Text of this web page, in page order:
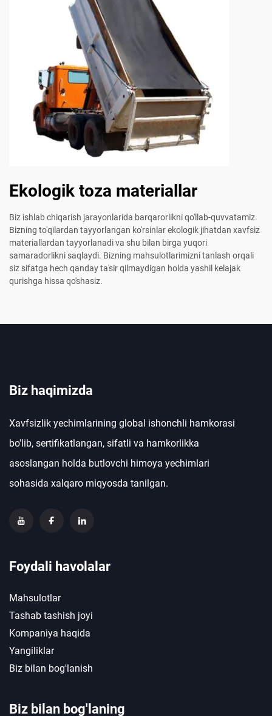
Ekologik toza materiallar
Biz ishlab chiqarish jarayonlarida barqarorlikni qo'llab-quvvatamiz.
Bizning to'qilardan tayyorlangan ko'rsinlar ekologik jihatdan xavfsiz
materiallardan tayyorlanadi va shu bilan birga yuqori
samaradorlikni saqlaydi. Bizning mahsulotlarimizni tanlash orqali
siz sifatga hech qanday ta'sir qilmaydigan holda yashil kelajak
qurishga hissa qo'shasiz.
Biz haqimizda
Xavfsizlik yechimlarining global ishonchli hamkorasi
bo'lib, sertifikatlangan, sifatli va hamkorlikka
asoslangan holda butlovchi himoya yechimlari
sohasida xalqaro miqyosda tanilgan.
Foydali havolalar
Mahsulotlar
Tashab tashish joyi
Kompaniya haqida
Yangiliklar
Biz bilan bog'lanish
Biz bilan bog'laning